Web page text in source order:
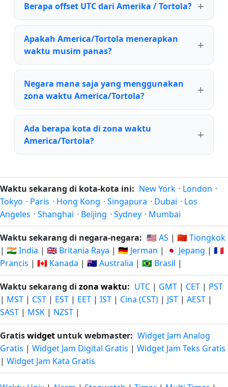
Berapa offset UTC dari Amerika / Tortola?
Apakah America/Tortola menerapkan
waktu musim panas?
Negara mana saja yang menggunakan
zona waktu America/Tortola?
Ada berapa kota di zona waktu
America/Tortola?
Waktu sekarang di kota-kota ini: New York · London ·
Tokyo · Paris · Hong Kong · Singapura · Dubai · Los
Angeles · Shanghai · Beijing · Sydney · Mumbai
Waktu sekarang di negara-negara: 🇺🇸 AS | 🇨🇳 Tiongkok
| 🇮🇳 India | 🇬🇧 Britania Raya | 🇩🇪 Jerman | 🇯🇵 Jepang | 🇫🇷
Prancis | 🇨🇦 Kanada | 🇦🇺 Australia | 🇧🇷 Brasil |
Waktu sekarang di zona waktu: UTC | GMT | CET | PST
| MST | CST | EST | EET | IST | Cina (CST) | JST | AEST |
SAST | MSK | NZST |
Gratiswidget untuk webmaster: Widget Jam Analog
Gratis | Widget Jam Digital Gratis | Widget Jam Teks Gratis
| Widget Jam Kata Gratis